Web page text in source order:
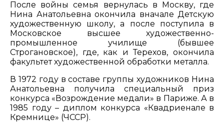
После войны семья вернулась в Москву, где
Нина Анатольевна окончила вначале Детскую
художественную школу, а после поступила в
Московское высшее художественно-
промышленное училище (бывшее
Строгановское), где, как и Терехов, окончила
факультет художественной обработки металла.
В 1972 году в составе группы художников Нина
Анатольевна получила специальный приз
конкурса «Возрождение медали» в Париже. А в
1985 году – диплом конкурса «Квадриенале в
Кремнице» (ЧССР).